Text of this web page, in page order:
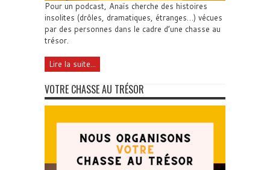
Pour un podcast, Anaïs cherche des histoires
insolites (drôles, dramatiques, étranges…) vécues
par des personnes dans le cadre d’une chasse au
trésor.
Lire la suite...
VOTRE CHASSE AU TRÉSOR